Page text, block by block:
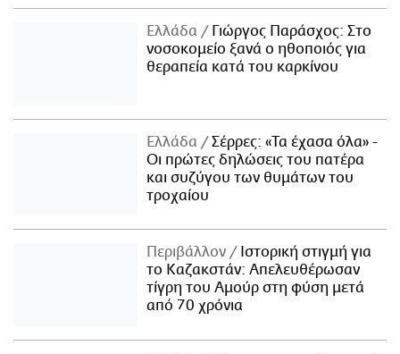
Ελλάδα
Γιώργος Παράσχος: Στο
νοσοκομείο ξανά ο ηθοποιός για
θεραπεία κατά του καρκίνου
Ελλάδα
Σέρρες: «Τα έχασα όλα» -
Οι πρώτες δηλώσεις του πατέρα
και συζύγου των θυμάτων του
τροχαίου
Περιβάλλον
Ιστορική στιγμή για
το Καζακστάν: Απελευθέρωσαν
τίγρη του Αμούρ στη φύση μετά
από 70 χρόνια